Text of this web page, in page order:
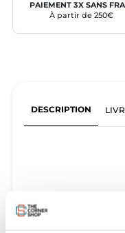
PAIEMENT 3X SANS
À partir de 250€
DESCRIPTION